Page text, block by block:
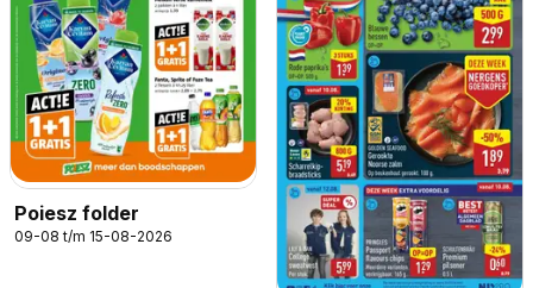
Poiesz folder
09-08 t/m 15-08-2026